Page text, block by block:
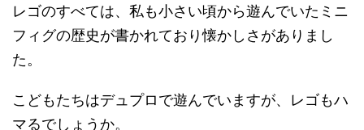
レゴのすべては、私も小さい頃から遊んでいたミニ
フィグの歴史が書かれており懐かしさがありまし
た。
こどもたちはデュプロで遊んでいますが、レゴもハ
マるでしょうか。